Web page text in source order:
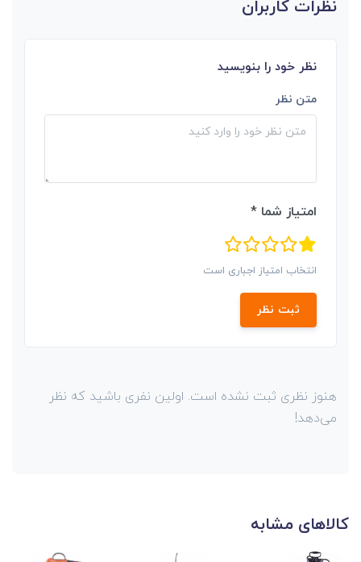
نظرات کاربران
نظر خود را بنویسید
متن نظر
امتیاز شما *
انتخاب امتیاز اجباری است
ثبت نظر
هنوز نظری ثبت نشده است. اولین نفری باشید که نظر
می‌دهد!
کالاهای مشابه